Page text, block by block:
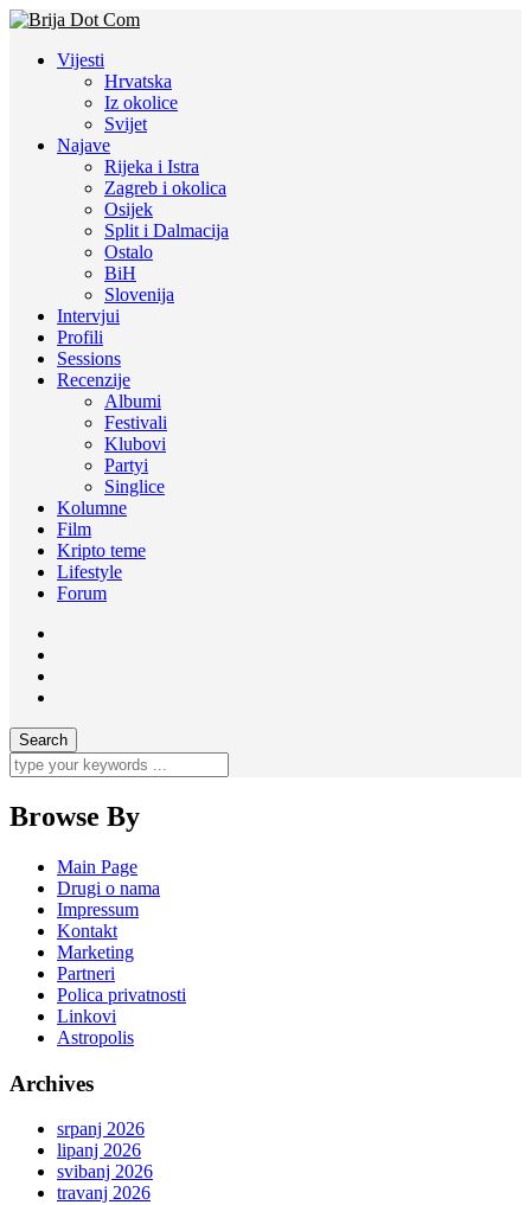
Vijesti
Hrvatska
Iz okolice
Svijet
Najave
Rijeka i Istra
Zagreb i okolica
Osijek
Split i Dalmacija
Ostalo
BiH
Slovenija
Intervjui
Profili
Sessions
Recenzije
Albumi
Festivali
Klubovi
Partyi
Singlice
Kolumne
Film
Kripto teme
Lifestyle
Forum
Browse By
Main Page
Drugi o nama
Impressum
Kontakt
Marketing
Partneri
Polica privatnosti
Linkovi
Astropolis
Archives
srpanj 2026
lipanj 2026
svibanj 2026
travanj 2026